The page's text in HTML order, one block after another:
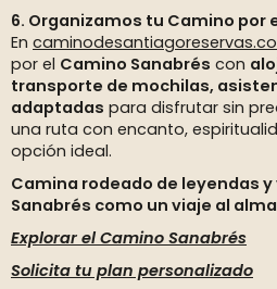
6. Organizamos tu Camino por
En
por el Camino Sanabrés con
transporte de mochilas,
adaptadas para disfrutar sin
una ruta con encanto,
opción ideal.
Camina rodeado de leyendas
Sanabrés como un viaje al
Explorar el Camino Sanabrés
Solicita tu plan personalizado